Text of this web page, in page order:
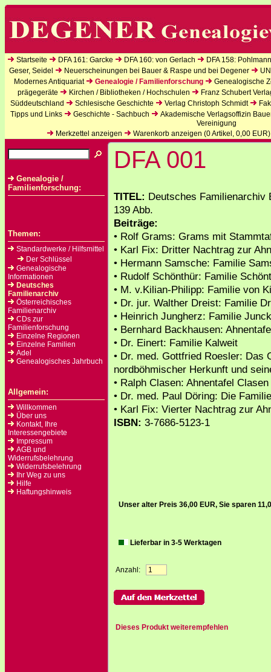
Startseite DFA 161: Garcke DFA 160: von Gerlach
DFA 158:
Geser, Seidel
Neuerscheinungen bei Bauer & Raspe und bei Degener
Modernes Antiquariat
Genealogie / Familienforschung
Genealogische
prägegeräte
Kirchen / Bibliotheken / Hochschulen
Franz Schubert
Süddeutschland
Schlesische Geschichte Verlag Christoph Schmidt
Tipps und Links
Geschichte - Sachbuch
Akademische Verlagsoffizin
Vereinigung
Merkzettel anzeigen
Warenkorb anzeigen (0Artikel, 0,00 EUR)
Genealogie /
Familienforschung:
Themen:
Standardwerke / Hilfsmittel
Der Schlüssel
Genealogische
Informationen
Deutsches
Familienarchiv
Österreichisches
Familienarchiv
CDs zur
Familienforschung
Einzelne Regionen
Einzelne Familien
Adel
Genealogisches Jahrbuch
Allgemein:
Willkommen
Über uns
Kontakt, Ihre
Interessengebiete
Impressum
AGB und
Widerrufsbelehrung
Widerrufsbelehrung
Ihr Weg zu uns
Hilfe
Haftungshinweis
DFA 001
TITEL: Deutsches Familienarchiv
139 Abb.
Beiträge:
• Rolf Grams: Grams mit
• Karl Fix: Dritter Nachtrag zur
• Hermann Samsche: Familie
• Rudolf Schönthür: Familie
• M. v.Kilian-Philipp: Familie von
• Dr. jur. Walther Dreist: Familie
• Heinrich Jungherz: Familie
• Bernhard Backhausen:
• Dr. Einert: Familie Kalweit
• Dr. med. Gottfried Roesler: Das
nordböhmischer Herkunft und
• Ralph Clasen: Ahnentafel Clasen
• Dr. med. Paul Döring: Die
• Karl Fix: Vierter Nachtrag zur
ISBN: 3-7686-5123-1
Unser alter Preis 36,00 EUR, Sie sparen
Lieferbar in 3-5 Werktagen
Anzahl:
Dieses Produkt weiterempfehlen